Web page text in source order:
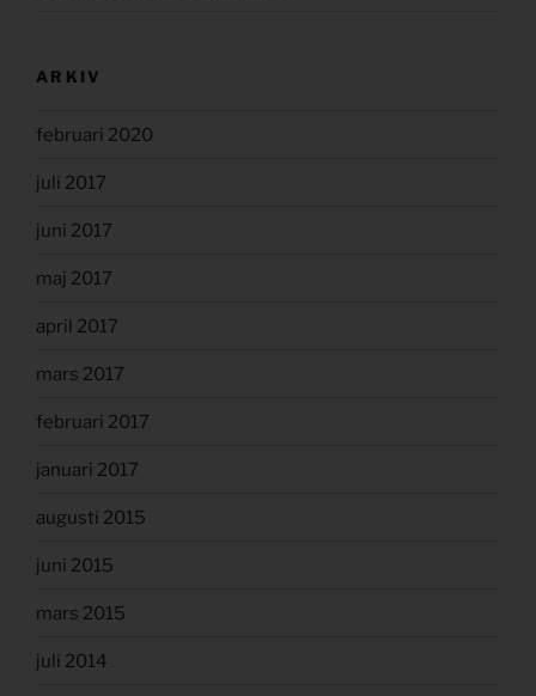
ARKIV
februari 2020
juli 2017
juni 2017
maj 2017
april 2017
mars 2017
februari 2017
januari 2017
augusti 2015
juni 2015
mars 2015
juli 2014